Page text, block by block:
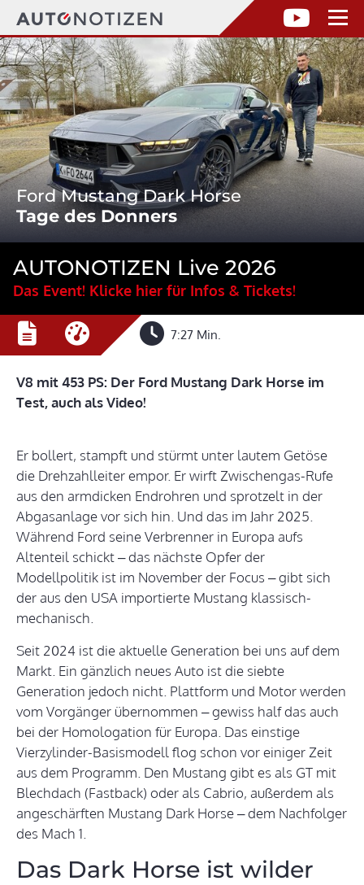
Ford Mustang Dark Horse
Tage des Donners
AUTONOTIZEN Live 2026
Das Event! Klicke hier für Infos & Tickets!
7:27 Min.
V8 mit 453 PS: Der Ford Mustang Dark Horse im
Test, auch als Video!
Er bollert, stampft und stürmt unter lautem Getöse
die Drehzahlleiter empor. Er wirft Zwischengas-Rufe
aus den armdicken Endrohren und sprotzelt in der
Abgasanlage vor sich hin. Und das im Jahr 2025.
Während Ford seine Verbrenner in Europa aufs
Altenteil schickt – das nächste Opfer der
Modellpolitik ist im November der Focus – gibt sich
der aus den USA importierte Mustang klassisch-
mechanisch.
Seit 2024 ist die aktuelle Generation bei uns auf dem
Markt. Ein gänzlich neues Auto ist die siebte
Generation jedoch nicht. Plattform und Motor werden
vom Vorgänger übernommen – gewiss half das auch
bei der Homologation für Europa. Das einstige
Vierzylinder-Basismodell flog schon vor einiger Zeit
aus dem Programm. Den Mustang gibt es als GT mit
Blechdach (Fastback) oder als Cabrio, außerdem als
angeschärften Mustang Dark Horse – dem Nachfolger
des Mach 1.
Das Dark Horse ist wilder